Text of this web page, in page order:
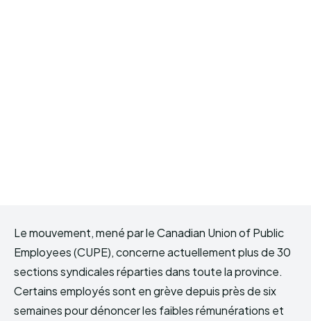
Le mouvement, mené par le Canadian Union of Public
Employees (CUPE), concerne actuellement plus de 30
sections syndicales réparties dans toute la province.
Certains employés sont en grève depuis près de six
semaines pour dénoncer les faibles rémunérations et